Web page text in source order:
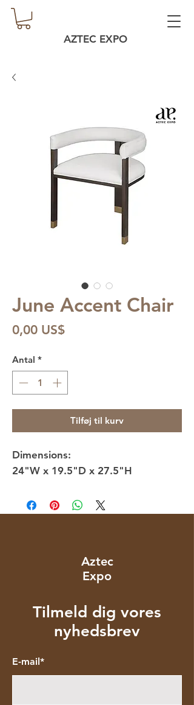
AZTEC EXPO
June Accent Chair
0,00 US$Pris
Antal *
Tilføj til kurv
Dimensions:
24"W x 19.5"D x 27.5"H
Aztec
Expo
Tilmeld dig vores
nyhedsbrev
E-mail*